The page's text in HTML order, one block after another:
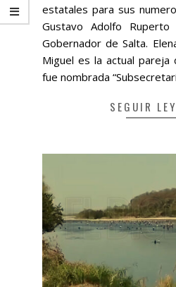
estatales para sus
Gustavo Adolfo
Gobernador de Salta.
Miguel es la actual pareja
fue nombrada
SEGUIR